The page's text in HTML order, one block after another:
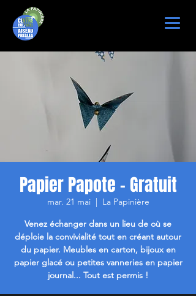
Papier Papote - Gratuit
mar. 21 mai
  |
La Papinière
Venez échanger dans un lieu de où se
déploie la convivialité tout en créant autour
du papier. Meubles en carton, bijoux en
papier glacé ou petites vanneries en papier
journal... Tout est permis !